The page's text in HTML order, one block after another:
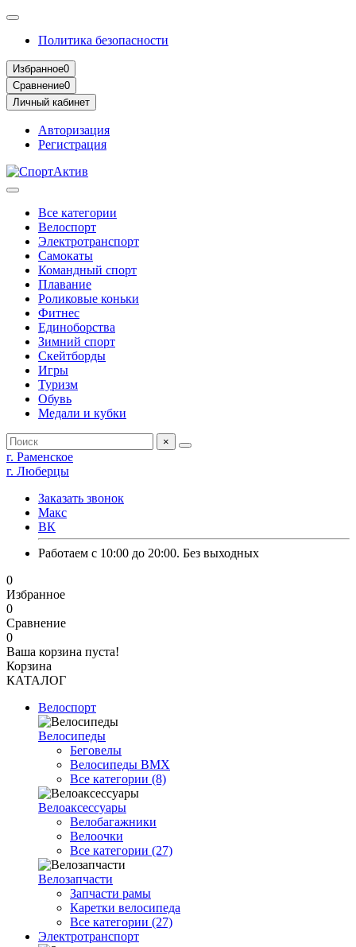
Политика безопасности
Избранное0
Сравнение0
Личный кабинет
Авторизация
Регистрация
Все категории
Велоспорт
Электротранспорт
Самокаты
Командный спорт
Плавание
Роликовые коньки
Фитнес
Единоборства
Зимний спорт
Скейтборды
Игры
Туризм
Обувь
Медали и кубки
×
г. Раменское
г. Люберцы
Заказать звонок
Макс
ВК
Работаем с 10:00 до 20:00. Без выходных
0
Избранное
0
Сравнение
0
Ваша корзина пуста!
Корзина
КАТАЛОГ
Велоспорт
Велосипеды
Беговелы
Велосипеды BMX
Все категории (8)
Велоаксессуары
Велобагажники
Велоочки
Все категории (27)
Велозапчасти
Запчасти рамы
Каретки велосипеда
Все категории (27)
Электротранспорт